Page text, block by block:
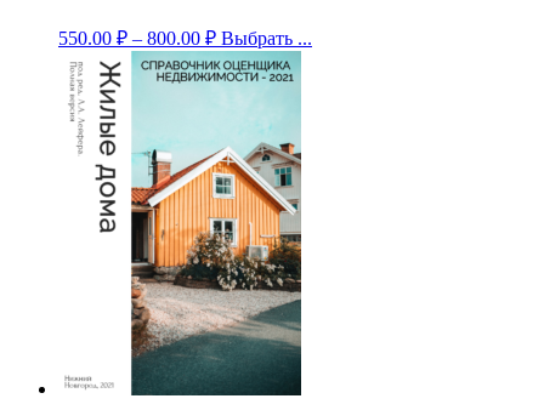
550.00 ₽ – 800.00 ₽ Выбрать ...